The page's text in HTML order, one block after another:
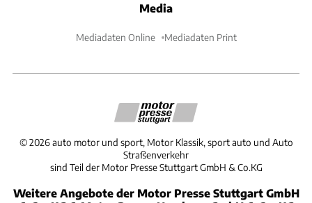
Media
Mediadaten Online Mediadaten Print
©2026 auto motor und sport, Motor Klassik, sport auto und Auto
Straßenverkehr
sind Teil der Motor Presse Stuttgart GmbH & Co.KG
Weitere Angebote der Motor Presse Stuttgart GmbH